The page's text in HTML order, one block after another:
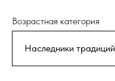
Возрастная категория